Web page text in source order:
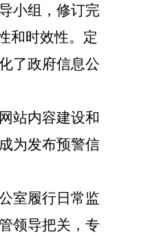
小组，修订完
和时效性。定
了政府信息公
站内容建设和
为发布预警信
室履行日常监
领导把关，专